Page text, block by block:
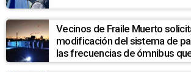
Vecinos de Fraile Muerto
modificación del sistema de
las frecuencias de ómnibus que circulan por Ruta
7